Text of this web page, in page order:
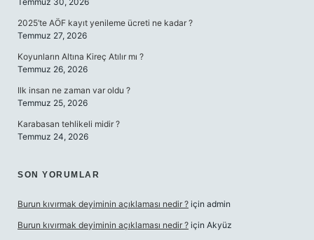
2025’te AÖF kayıt yenileme ücreti ne kadar ?
Temmuz 27, 2026
Koyunların Altına Kireç Atılır mı ?
Temmuz 26, 2026
Ilk insan ne zaman var oldu ?
Temmuz 25, 2026
Karabasan tehlikeli midir ?
Temmuz 24, 2026
SON YORUMLAR
Burun kıvırmak deyiminin açıklaması nedir ? için admin
Burun kıvırmak deyiminin açıklaması nedir ? için Akyüz